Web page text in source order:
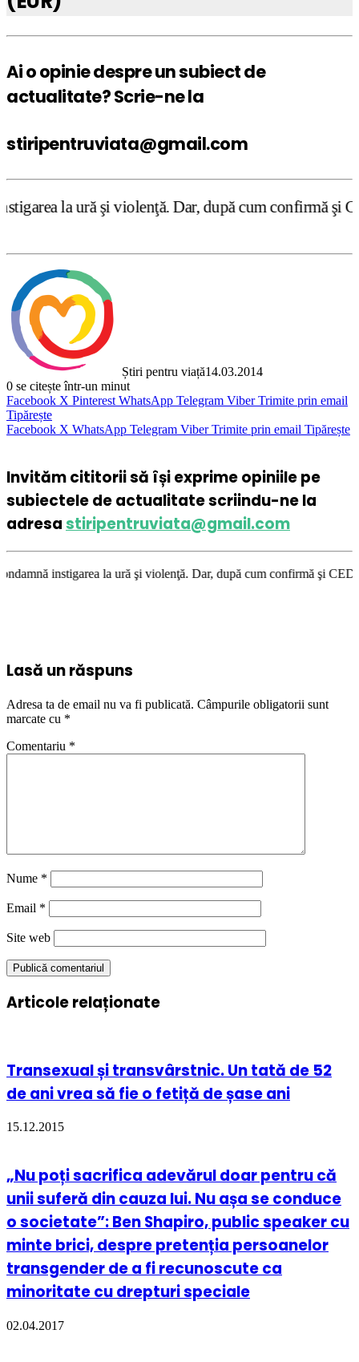
Ai o opinie despre un subiect de
actualitate? Scrie-ne la
stiripentruviata@gmail.com
violenţă. Dar, după cum confirmă şi CEDO în
Știri pentru viață14.03.2014
0 se citește într-un minut
Facebook X Pinterest WhatsApp Telegram Viber Trimite prin email
Tipărește
Facebook X WhatsApp Telegram Viber Trimite prin email Tipărește
Invităm cititorii să își exprime opiniile pe
subiectele de actualitate scriindu-ne la
adresastiripentruviata@gmail.com
la ură şi violenţă. Dar, după cum confirmă şi CEDO în cazul
Lasă un răspuns
Adresa ta de email nu va fi publicată. Câmpurile obligatorii sunt
marcate cu *
Comentariu *
Nume *
Email *
Site web
Articole relaționate
Transexual și transvârstnic. Un tată de 52
de ani vrea să fie o fetiță de șase ani
15.12.2015
„Nu poți sacrifica adevărul doar pentru că
unii suferă din cauza lui. Nu așa se conduce
o societate”: Ben Shapiro, public speaker cu
minte brici, despre pretenția persoanelor
transgender de a fi recunoscute ca
minoritate cu drepturi speciale
02.04.2017